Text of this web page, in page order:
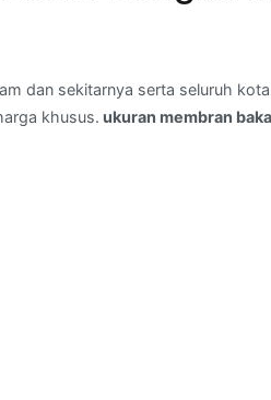
dan sekitarnya serta seluruh
khusus. ukuran membran